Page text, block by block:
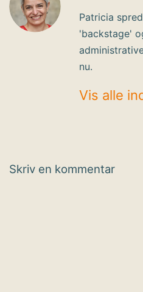
Patricia
'backstage'
nu.
Vis alle
Skriv en kommentar